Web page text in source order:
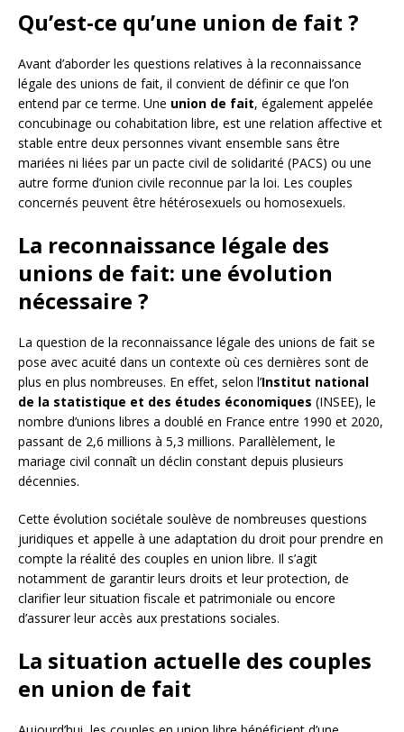
Qu’est-ce qu’une union de fait ?
Avant d’aborder les questions relatives à la reconnaissance
légale des unions de fait, il convient de définir ce que l’on
entend par ce terme. Une union de fait, également appelée
concubinage ou cohabitation libre, est une relation affective et
stable entre deux personnes vivant ensemble sans être
mariées ni liées par un pacte civil de solidarité (PACS) ou une
autre forme d’union civile reconnue par la loi. Les couples
concernés peuvent être hétérosexuels ou homosexuels.
La reconnaissance légale des
unions de fait: une évolution
nécessaire ?
La question de la reconnaissance légale des unions de fait se
pose avec acuité dans un contexte où ces dernières sont de
plus en plus nombreuses. En effet, selon l’Institut national
de la statistique et des études économiques (INSEE), le
nombre d’unions libres a doublé en France entre 1990 et 2020,
passant de 2,6 millions à 5,3 millions. Parallèlement, le
mariage civil connaît un déclin constant depuis plusieurs
décennies.
Cette évolution sociétale soulève de nombreuses questions
juridiques et appelle à une adaptation du droit pour prendre en
compte la réalité des couples en union libre. Il s’agit
notamment de garantir leurs droits et leur protection, de
clarifier leur situation fiscale et patrimoniale ou encore
d’assurer leur accès aux prestations sociales.
La situation actuelle des couples
en union de fait